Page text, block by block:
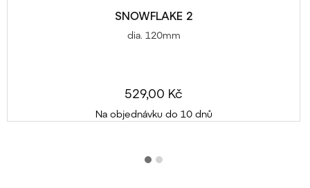
SNOWFLAKE 2
dia. 120mm
529,00 Kč
Na objednávku do 10 dnů